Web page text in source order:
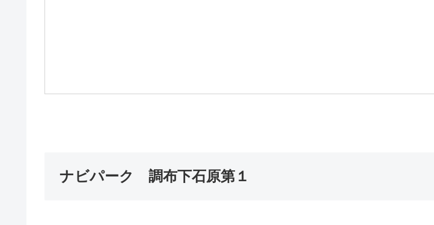
ナビパーク 調布下石原第１